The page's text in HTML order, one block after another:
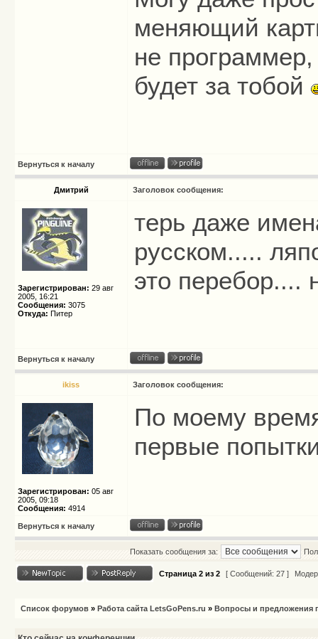
меняющий
не
будет за тобой
Вернуться к началу
Дмитрий Заголовок сообщения:
Зарегистрирован: 29 авг
2005, 16:21
Сообщения: 3075
Откуда: Питер
терь даже
русском.....
это перебор....
Вернуться к началу
ikiss Заголовок сообщения:
Зарегистрирован: 05 авг
2005, 09:18
Сообщения: 4914
По моему
первые
Вернуться к началу
Показать сообщения за:
Страница 2 из 2 [ Сообщений: 27 ]
Список форумов » Работа сайта LetsGoPens.ru » Вопросы и предложения